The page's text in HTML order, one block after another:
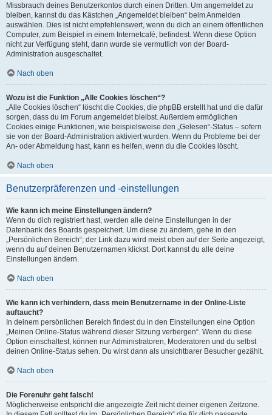
Missbrauch deines Benutzerkontos durch einen Dritten. Um angemeldet zu
bleiben, kannst du das Kästchen „Angemeldet bleiben“ beim Anmelden
auswählen. Dies ist nicht empfehlenswert, wenn du dich an einem öffentlichen
Computer, zum Beispiel in einem Internetcafé, befindest. Wenn diese Option
nicht zur Verfügung steht, dann wurde sie vermutlich von der Board-
Administration ausgeschaltet.
Nach oben
Wozu ist die Funktion „Alle Cookies löschen“?
„Alle Cookies löschen“ löscht die Cookies, die phpBB erstellt hat und die dafür
sorgen, dass du im Forum angemeldet bleibst. Außerdem ermöglichen
Cookies einige Funktionen, wie beispielsweise den „Gelesen“-Status – sofern
sie von der Board-Administration aktiviert wurden. Wenn du Probleme bei der
An- oder Abmeldung hast, kann es helfen, wenn du die Cookies löscht.
Nach oben
Benutzerpräferenzen und -einstellungen
Wie kann ich meine Einstellungen ändern?
Wenn du dich registriert hast, werden alle deine Einstellungen in der
Datenbank des Boards gespeichert. Um diese zu ändern, gehe in den
„Persönlichen Bereich“; der Link dazu wird meist oben auf der Seite angezeigt,
wenn du auf deinen Benutzernamen klickst. Dort kannst du alle deine
Einstellungen ändern.
Nach oben
Wie kann ich verhindern, dass mein Benutzername in der Online-Liste
auftaucht?
In deinem persönlichen Bereich findest du in den Einstellungen eine Option
„Meinen Online-Status während dieser Sitzung verbergen“. Wenn du diese
Option einschaltest, können nur Administratoren, Moderatoren und du selbst
deinen Online-Status sehen. Du wirst dann als unsichtbarer Besucher gezählt.
Nach oben
Die Forenuhr geht falsch!
Möglicherweise entspricht die angezeigte Zeit nicht deiner eigenen Zeitzone.